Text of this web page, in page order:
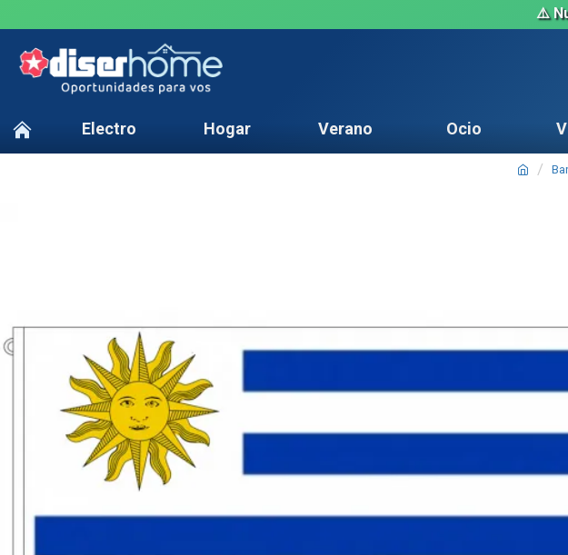
⚠️
Electro Hogar Verano Ocio